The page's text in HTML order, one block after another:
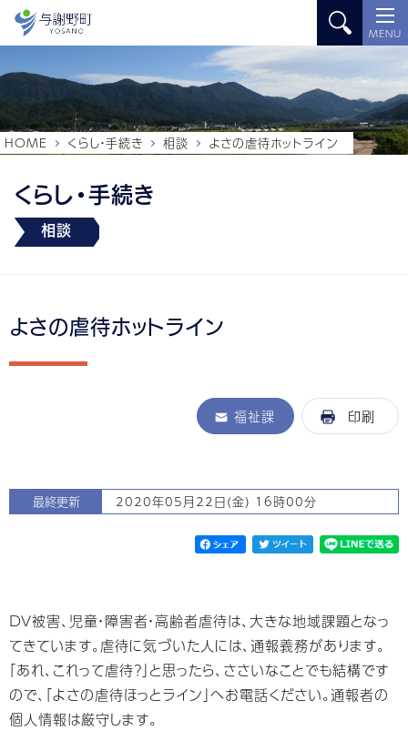
MENU
くらし・手続き
相談
HOME くらし・手続き 相談 よさの虐待ホットライン
よさの虐待ホットライン
福祉課 印刷
最終更新 2020年05月22日(金) 16時00分
ＤＶ被害、児童・障害者・高齢者虐待は、大きな地域課題となっ
てきています。虐待に気づいた人には、通報義務があります。
「あれ、これって虐待？」と思ったら、ささいなことでも結構です
ので、「よさの虐待ほっとライン」へお電話ください。通報者の
個人情報は厳守します。